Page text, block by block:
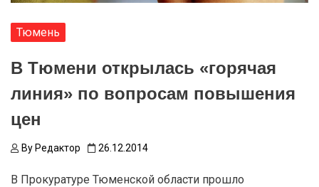
Тюмень
В Тюмени открылась «горячая
линия» по вопросам повышения
цен
By Редактор 26.12.2014
В Прокуратуре Тюменской области прошло